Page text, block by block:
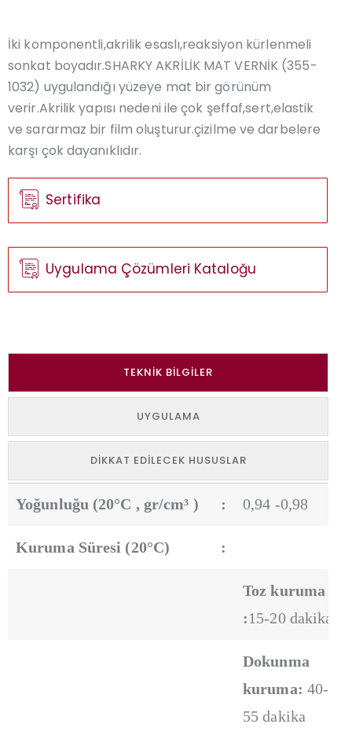
İki komponentli,akrilik esaslı,reaksiyon kürlenmeli
sonkat boyadır.SHARKY AKRİLİK MAT VERNİK (355-
1032) uygulandığı yüzeye mat bir görünüm
verir.Akrilik yapısı nedeni ile çok şeffaf,sert,elastik
ve sararmaz bir film oluşturur.çizilme ve darbelere
karşı çok dayanıklıdır.
Sertifika
Uygulama Çözümleri Kataloğu
TEKNIK BILGILER
UYGULAMA
DIKKAT EDILECEK HUSUSLAR
Yoğunluğu (20°C , gr/cm³ ) : 0,94 -0,98
Kuruma Süresi (20°C) :
Toz kuruma
:15-20 dakika
Dokunma
kuruma: 40-
55 dakika